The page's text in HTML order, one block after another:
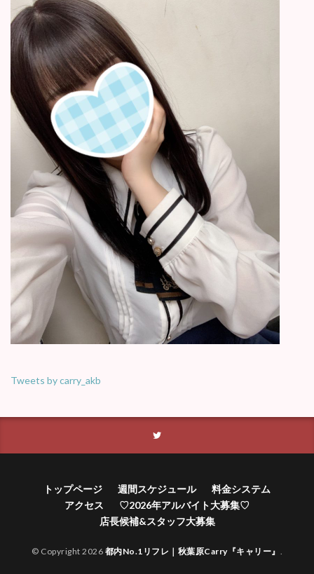
Tweets by carry_akb
トップページ 週間スケジュール
料金システム
アクセス
♡2026年アルバイト大募集♡
店長候補&スタッフ大募集
© Copyright 2026 都内No.1リフレ｜秋葉原Carry『キャリー』 .